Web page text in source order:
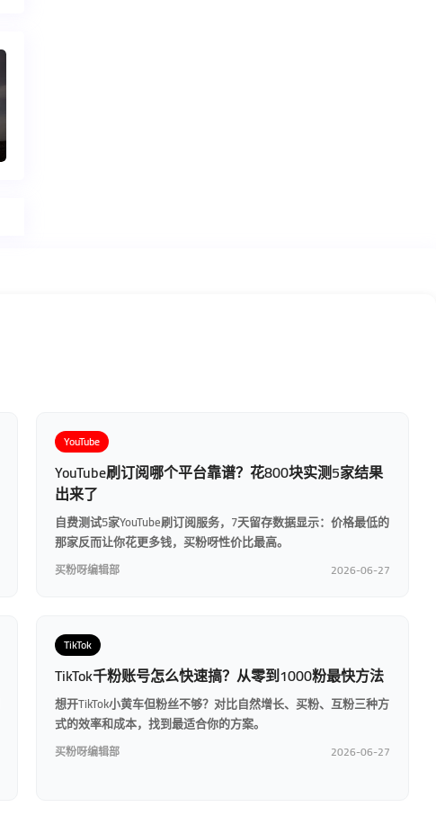
YouTube
YouTube刷订阅哪个平台靠谱？花800块实测5家结果
出来了
自费测试5家YouTube刷订阅服务，7天留存数据显示：价格最低的
那家反而让你花更多钱，买粉呀性价比最高。
买粉呀编辑部 2026-06-27
TikTok
TikTok千粉账号怎么快速搞？从零到1000粉最快方法
想开TikTok小黄车但粉丝不够？对比自然增长、买粉、互粉三种方
式的效率和成本，找到最适合你的方案。
买粉呀编辑部 2026-06-27